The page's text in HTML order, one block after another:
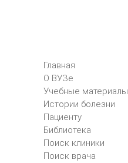
Главная
О ВУЗе
Учебные материалы
Истории болезни
Пациенту
Библиотека
Поиск клиники
Поиск врача